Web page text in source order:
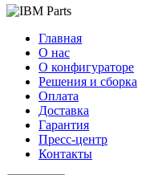
Главная
О нас
О конфигураторе
Решения и сборка
Оплата
Доставка
Гарантия
Пресс-центр
Контакты